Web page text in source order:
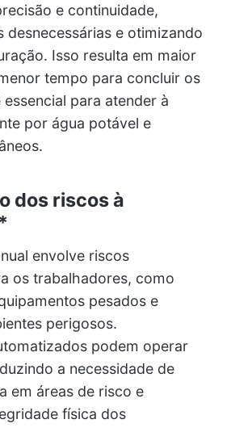
e continuidade,
desnecessárias e otimizando
Isso resulta em maior
tempo para concluir os
para atender à
por água potável e
dos riscos à
envolve riscos
os trabalhadores, como
pesados e
perigosos.
podem operar
a necessidade de
em áreas de risco e
física dos